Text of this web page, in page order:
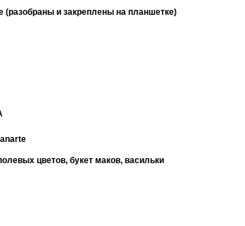
(разобраны и закреплены на планшетке)
цветов, букет маков, васильки